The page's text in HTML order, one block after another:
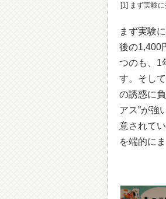
[1] まず実験に
まず実験
後の1,400
つのも、1
す。そし
の誘惑に
アス”が強
意されて
を端的に